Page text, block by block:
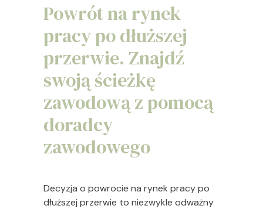
Powrót na rynek
pracy po dłuższej
przerwie. Znajdź
swoją ścieżkę
zawodową z pomocą
doradcy
zawodowego
Decyzja o powrocie na rynek pracy po
dłuższej przerwie to niezwykle odważny